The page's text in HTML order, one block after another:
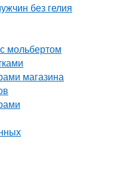
без гелия
мольбертом
магазина